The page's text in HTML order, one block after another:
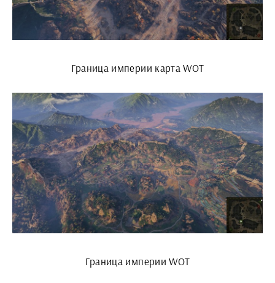
Граница империи карта WOT
Граница империи WOT